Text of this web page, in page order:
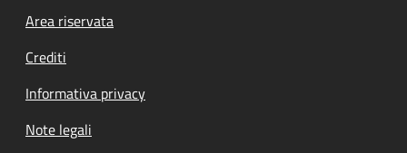
Footer menu
Area riservata
Crediti
Informativa privacy
Note legali